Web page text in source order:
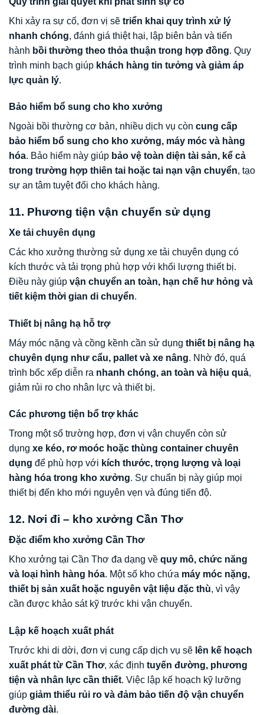
Khi xảy ra sự cố, đơn vị sẽ triển khai quy trình xử lý
nhanh chóng, đánh giá thiệt hại, lập biên bản và tiến
hành bồi thường theo thỏa thuận trong hợp đồng. Quy
trình minh bạch giúp khách hàng tin tưởng và giảm áp
lực quản lý.
Bảo hiểm bổ sung cho kho xưởng
Ngoài bồi thường cơ bản, nhiều dịch vụ còn cung cấp
bảo hiểm bổ sung cho kho xưởng, máy móc và hàng
hóa. Bảo hiểm này giúp bảo vệ toàn diện tài sản, kể cả
trong trường hợp thiên tai hoặc tai nạn vận chuyển, tạo
sự an tâm tuyệt đối cho khách hàng.
11. Phương tiện vận chuyển sử dụng
Xe tải chuyên dụng
Các kho xưởng thường sử dụng xe tải chuyên dụng có
kích thước và tải trọng phù hợp với khối lượng thiết bị.
Điều này giúp vận chuyển an toàn, hạn chế hư hỏng và
tiết kiệm thời gian di chuyển.
Thiết bị nâng hạ hỗ trợ
Máy móc nặng và cồng kềnh cần sử dụng thiết bị nâng hạ
chuyên dụng như cẩu, pallet và xe nâng. Nhờ đó, quá
trình bốc xếp diễn ra nhanh chóng, an toàn và hiệu quả,
giảm rủi ro cho nhân lực và thiết bị.
Các phương tiện bổ trợ khác
Trong một số trường hợp, đơn vị vận chuyển còn sử
dụng xe kéo, rơ moóc hoặc thùng container chuyên
dụng để phù hợp với kích thước, trọng lượng và loại
hàng hóa trong kho xưởng. Sự chuẩn bị này giúp mọi
thiết bị đến kho mới nguyên vẹn và đúng tiến độ.
12. Nơi đi – kho xưởng Cần Thơ
Đặc điểm kho xưởng Cần Thơ
Kho xưởng tại Cần Thơ đa dạng về quy mô, chức năng
và loại hình hàng hóa. Một số kho chứa máy móc nặng,
thiết bị sản xuất hoặc nguyên vật liệu đặc thù, vì vậy
cần được khảo sát kỹ trước khi vận chuyển.
Lập kế hoạch xuất phát
Trước khi di dời, đơn vị cung cấp dịch vụ sẽ lên kế hoạch
xuất phát từ Cần Thơ, xác định tuyến đường, phương
tiện và nhân lực cần thiết. Việc lập kế hoạch kỹ lưỡng
giúp giảm thiểu rủi ro và đảm bảo tiến độ vận chuyển
đường dài.